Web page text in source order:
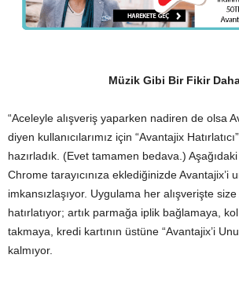
Müzik Gibi Bir Fikir
“Aceleyle alışveriş yaparken nadiren de olsa
diyen kullanıcılarımız için “Avantajix
hazırladık. (Evet tamamen bedava.)
Chrome tarayıcınıza eklediğinizde Avantajix’i
imkansızlaşıyor. Uygulama her alışverişte size
hatırlatıyor; artık parmağa iplik bağlamaya,
takmaya, kredi kartının üstüne “Avantajix’i
kalmıyor.